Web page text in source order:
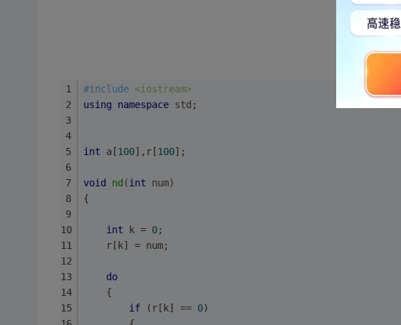
#include <iostream>
using
namespace std ;
int a[100],r[100];
void nd (int num)
{
int k = 0;
	r[k] = num;
do
	{
if (r[k] == 0)